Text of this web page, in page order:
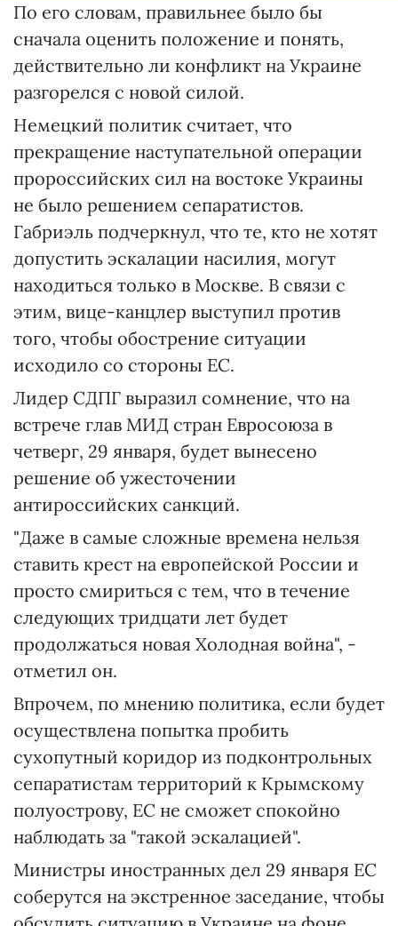
По его словам, правильнее было бы
сначала оценить положение и понять,
действительно ли конфликт на Украине
разгорелся с новой силой.
Немецкий политик считает, что
прекращение наступательной операции
пророссийских сил на востоке Украины
не было решением сепаратистов.
Габриэль подчеркнул, что те, кто не хотят
допустить эскалации насилия, могут
находиться только в Москве. В связи с
этим, вице-канцлер выступил против
того, чтобы обострение ситуации
исходило со стороны ЕС.
Лидер СДПГ выразил сомнение, что на
встрече глав МИД стран Евросоюза в
четверг, 29 января, будет вынесено
решение об ужесточении
антироссийских санкций.
"Даже в самые сложные времена нельзя
ставить крест на европейской России и
просто смириться с тем, что в течение
следующих тридцати лет будет
продолжаться новая Холодная война", -
отметил он.
Впрочем, по мнению политика, если будет
осуществлена попытка пробить
сухопутный коридор из подконтрольных
сепаратистам территорий к Крымскому
полуострову, ЕС не сможет спокойно
наблюдать за "такой эскалацией".
Министры иностранных дел 29 января ЕС
соберутся на экстренное заседание, чтобы